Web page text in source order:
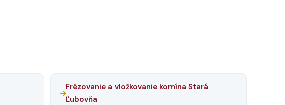
Frézovanie a vložkovanie komína Stará
Ľubovňa